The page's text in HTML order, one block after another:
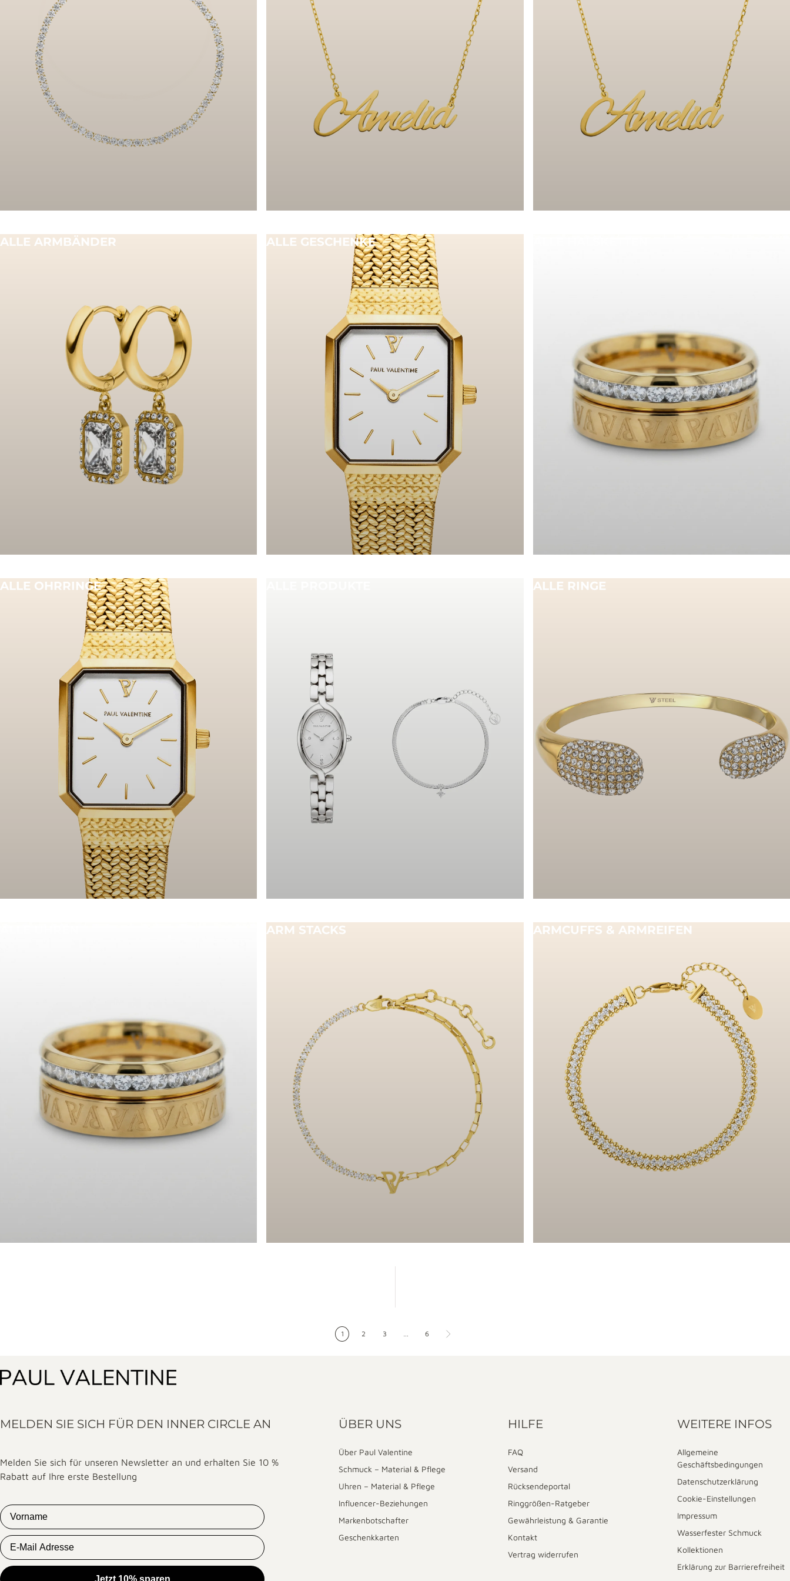
ALLE ARMBÄNDER ALLE GESCHENKE
ALLE OHRRINGE ALLE RINGE
ARM STACKS ARMCUFFS & ARMREIFEN
1 2 3 … 6
MELDEN SIE SICH FÜR DEN INNER CIRCLE AN
Melden Sie sich für unseren Newsletter an und erhalten Sie 10 %
Rabatt auf Ihre erste Bestellung
First Name
Email
ÜBER UNS
Über Paul Valentine
Schmuck – Material & Pflege
Uhren – Material & Pflege
Influencer-Beziehungen
Markenbotschafter
Geschenkkarten
HILFE
FAQ
Versand
Rücksendeportal
Ringgrößen-Ratgeber
Gewährleistung & Garantie
Kontakt
Vertrag widerrufen
WEITERE INFOS
Allgemeine
Geschäftsbedingungen
Datenschutzerklärung
Cookie-Einstellungen
Impressum
Wasserfester Schmuck
Kollektionen
Erklärung zur Barrierefreiheit